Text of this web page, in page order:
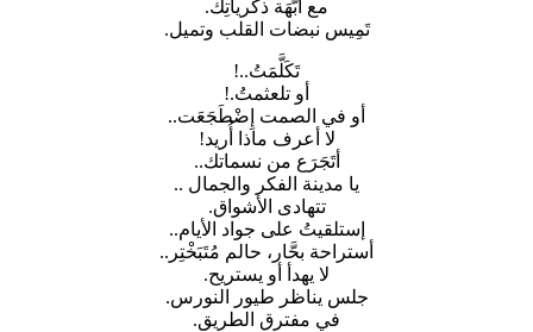
مع أُبَّهَة ذكرياتِك.
تَمِيس نبضات القلب وتميل.
تَكَلَّمَتُ..!
أو تلعثمتُ.!
أو في الصمت إِضْطَجَعَت..
لا أعرف ماذا أُريد!
أتَجَرَع من نسماتك..
يا مدينة الفكر والجمال ..
تتهادى الأشواق.
إستلقيتُ على جواد الأيام..
أستراحة بحَّار، حالم مُتَبَخْتِر..
لا يهدأ أو يستريح.
جلس يناظر طيور النورس.
في مفترق الطريق.